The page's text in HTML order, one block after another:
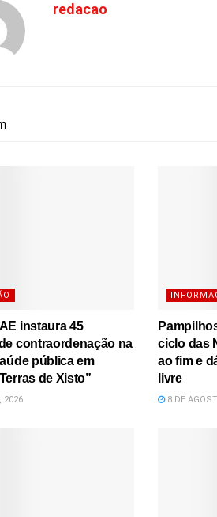
redacao
instaura 45
contraordenação na
pública em
de Xisto”
2026
ciclo das
ao fim e
livre
8 DE